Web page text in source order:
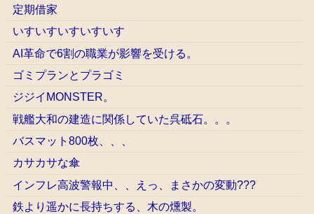
定期借家
いすいすいすいすいす
AI革命で6割の職業が影響を受ける。
ゴミプランとプラゴミ
ジジイMONSTER。
戦艦大和の建造に関係していた呉砥石。。。
バスマット800枚、、、
カサカサな傘
インフレ高波警報中、、えっ、まさかの変動???
鉄より遥かに長持ちする、木の燻製。